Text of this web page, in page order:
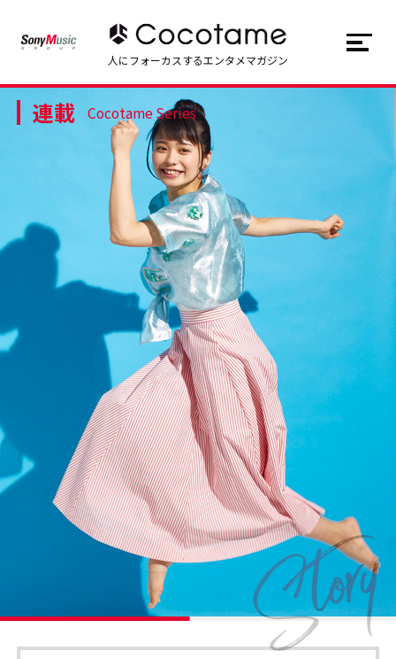
トップ Top
Articles
連載一覧 Series
Cocotameとは About
#エンタメ業界のちょっといい話
#サステナブルな取り組み #スタッフが語る
#リクルート
運営会社 プライバシーポリシー
JP EN
人にフォーカスするエンタメマガジン
連載 Cocotame Series